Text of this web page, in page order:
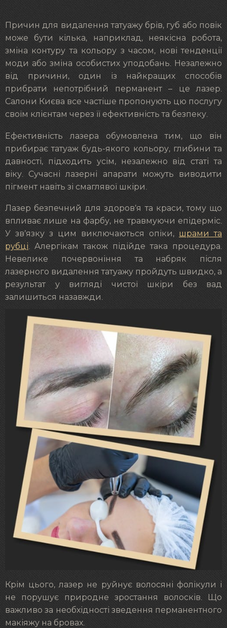
Причин для видалення татуажу брів, губ або повік
може бути кілька, наприклад, неякісна робота,
зміна контуру та кольору з часом, нові тенденції
моди або зміна особистих уподобань. Незалежно
від причини, один із найкращих способів
прибрати непотрібний перманент – це лазер.
Салони Києва все частіше пропонують цю послугу
своїм клієнтам через її ефективність та безпеку.
Ефективність лазера обумовлена тим, що він
прибирає татуаж будь-якого кольору, глибини та
давності, підходить усім, незалежно від статі та
віку. Сучасні лазерні апарати можуть виводити
пігмент навіть зі смаглявої шкіри.
Лазер безпечний для здоров’я та краси, тому що
впливає лише на фарбу, не травмуючи епідерміс.
У зв’язку з цим виключаються опіки, шрами та
рубці . Алергікам також підійде така процедура.
Невелике почервоніння та набряк після
лазерного видалення татуажу пройдуть швидко, а
результат у вигляді чистої шкіри без вад
залишиться назавжди.
Крім цього, лазер не руйнує волосяні фолікули і
не порушує природне зростання волосків. Що
важливо за необхідності зведення перманентного
макіяжу на бровах.